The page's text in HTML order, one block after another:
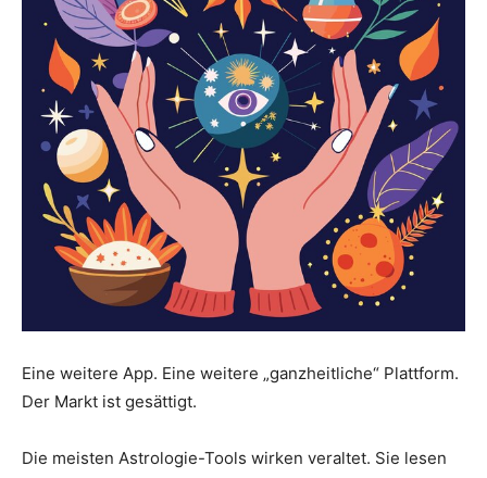
Eine weitere App. Eine weitere „ganzheitliche“ Plattform.
Der Markt ist gesättigt.
Die meisten Astrologie-Tools wirken veraltet. Sie lesen